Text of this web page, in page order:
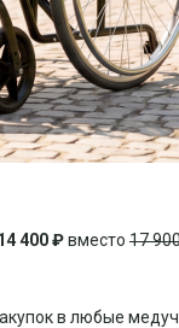
400 ₽вместо 17
в любые